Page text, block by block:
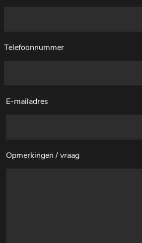
Telefoonnummer
E-mailadres
Opmerkingen / vraag